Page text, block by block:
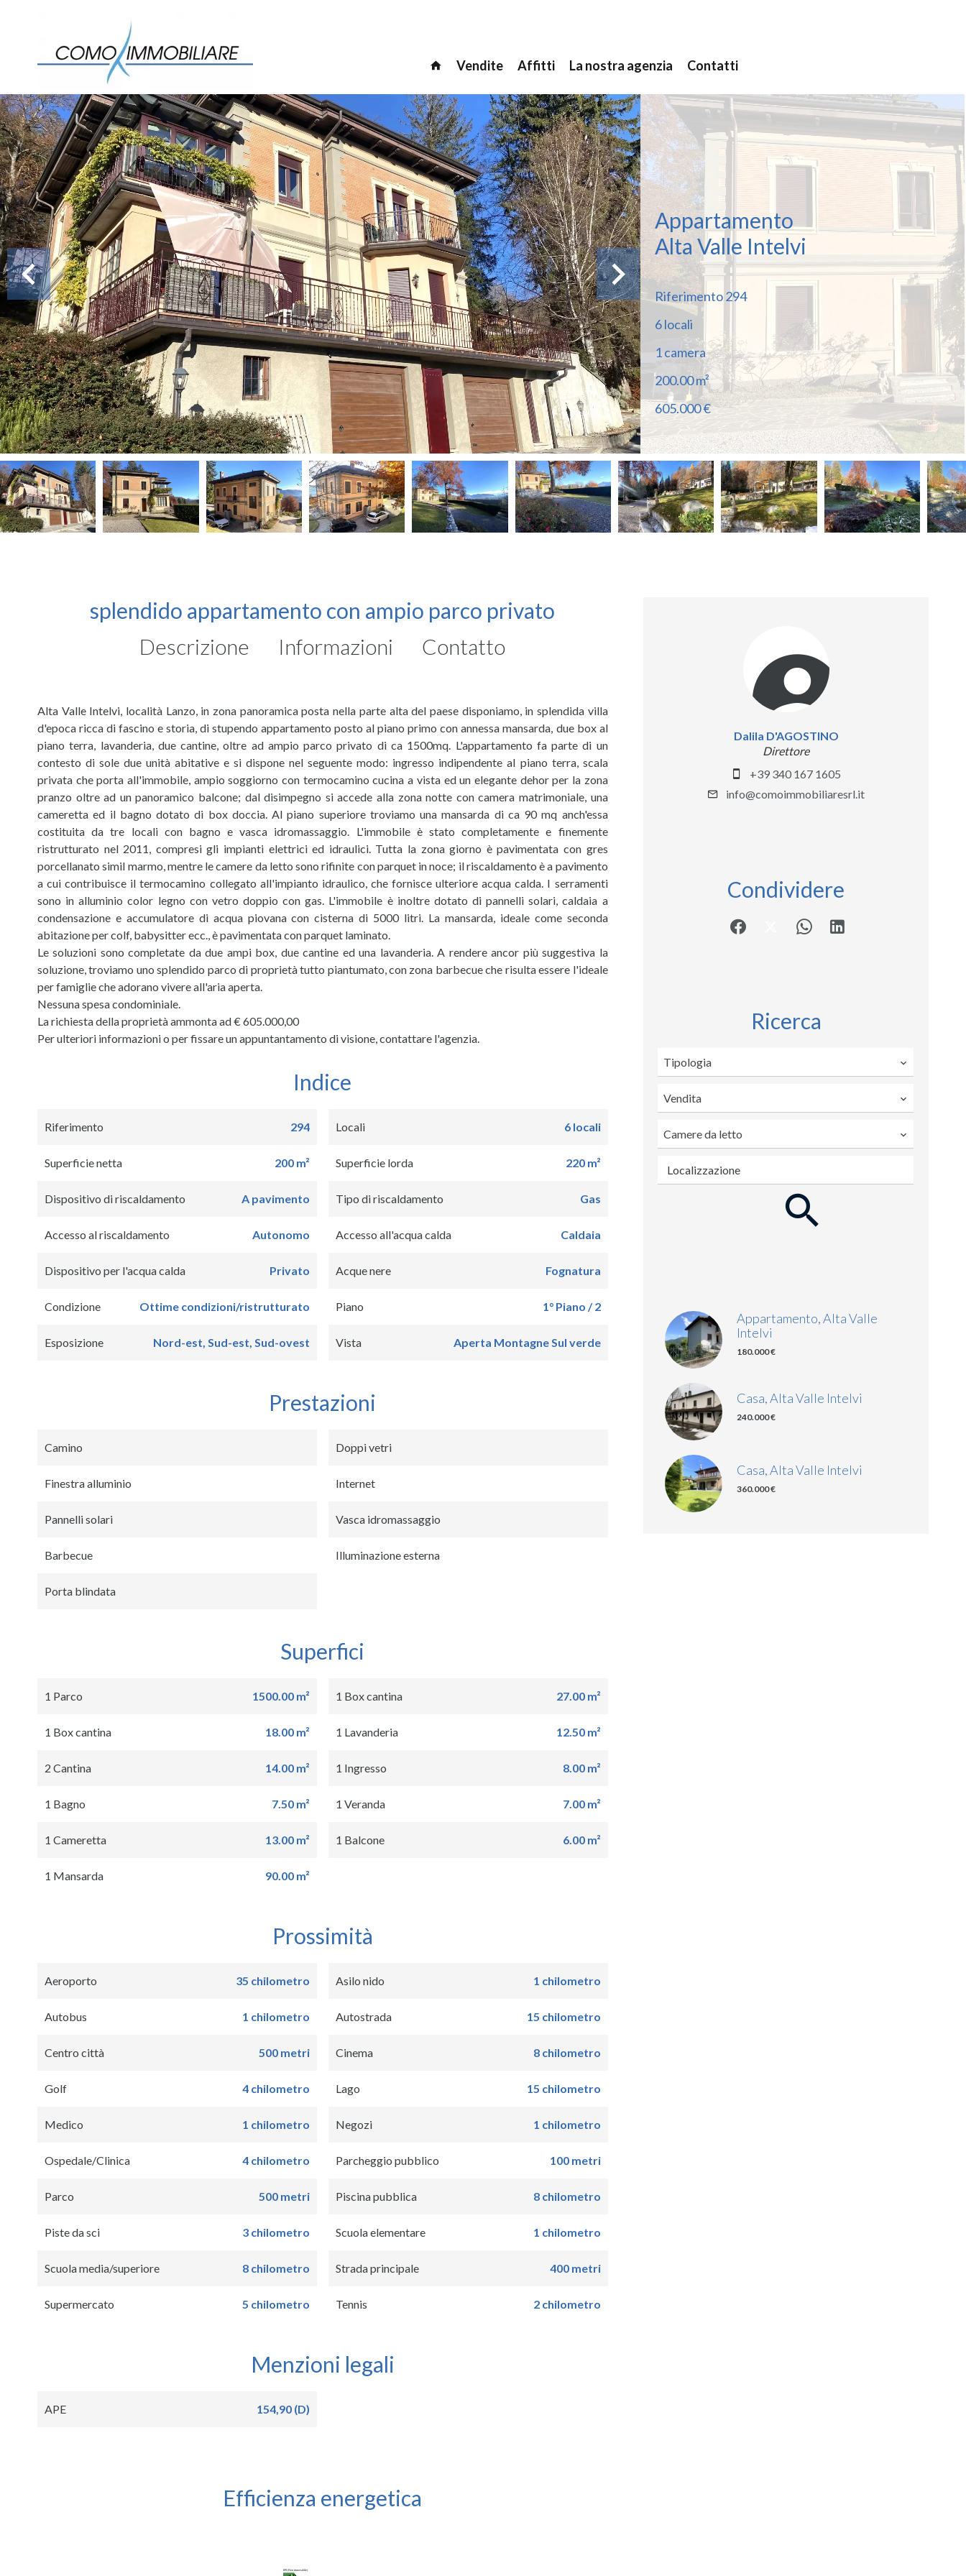
Vendite Affitti La nostra agenzia Contatti
Appartamento
Alta Valle Intelvi
Riferimento294
6 locali
1 camera
200.00m²
605.000 €
splendido appartamento con ampio parco privato
Descrizione
Informazioni Contatto
Alta Valle Intelvi, località Lanzo, in zona panoramica posta nella parte alta del paese disponiamo, in splendida villa
d'epoca ricca di fascino e storia, di stupendo appartamento posto al piano primo con annessa mansarda, due box al
piano terra, lavanderia, due cantine, oltre ad ampio parco privato di ca 1500mq. L'appartamento fa parte di un
contesto di sole due unità abitative e si dispone nel seguente modo: ingresso indipendente al piano terra, scala
privata che porta all'immobile, ampio soggiorno con termocamino cucina a vista ed un elegante dehor per la zona
pranzo oltre ad un panoramico balcone; dal disimpegno si accede alla zona notte con camera matrimoniale, una
cameretta ed il bagno dotato di box doccia. Al piano superiore troviamo una mansarda di ca 90 mq anch'essa
costituita da tre locali con bagno e vasca idromassaggio. L'immobile è stato completamente e finemente
ristrutturato nel 2011, compresi gli impianti elettrici ed idraulici. Tutta la zona giorno è pavimentata con gres
porcellanato simil marmo, mentre le camere da letto sono rifinite con parquet in noce; il riscaldamento è a pavimento
a cui contribuisce il termocamino collegato all'impianto idraulico, che fornisce ulteriore acqua calda. I serramenti
sono in alluminio color legno con vetro doppio con gas. L'immobile è inoltre dotato di pannelli solari, caldaia a
condensazione e accumulatore di acqua piovana con cisterna di 5000 litri. La mansarda, ideale come seconda
abitazione per colf, babysitter ecc., è pavimentata con parquet laminato.
Le soluzioni sono completate da due ampi box, due cantine ed una lavanderia. A rendere ancor più suggestiva la
soluzione, troviamo uno splendido parco di proprietà tutto piantumato, con zona barbecue che risulta essere l'ideale
per famiglie che adorano vivere all'aria aperta.
Nessuna spesa condominiale.
La richiesta della proprietà ammonta ad € 605.000,00
Per ulteriori informazioni o per fissare un appuntantamento di visione, contattare l'agenzia.
Indice
Riferimento 294 Locali 6 locali
Superficie netta 200 m² Superficie lorda 220 m²
Dispositivo di riscaldamento A pavimento Tipo di riscaldamento Gas
Accesso al riscaldamento Autonomo Accesso all'acqua calda Caldaia
Dispositivo per l'acqua calda Privato Acque nere Fognatura
Condizione Ottime condizioni/ristrutturato Piano 1° Piano / 2
Esposizione Nord-est, Sud-est, Sud-ovest Vista Aperta Montagne Sul verde
Prestazioni
Camino Doppi vetri
Finestra alluminio Internet
Pannelli solari Vasca idromassaggio
Barbecue Illuminazione esterna
Porta blindata
Superfici
1 Parco 1500.00 m² 1 Box cantina 27.00 m²
1 Box cantina 18.00 m² 1 Lavanderia 12.50 m²
2 Cantina 14.00 m² 1 Ingresso 8.00 m²
1 Bagno 7.50 m² 1 Veranda 7.00 m²
1 Cameretta 13.00 m² 1 Balcone 6.00 m²
1 Mansarda 90.00 m²
Prossimità
Aeroporto 35 chilometro Asilo nido 1 chilometro
Autobus 1 chilometro Autostrada 15 chilometro
Centro città 500 metri Cinema 8 chilometro
Golf 4 chilometro Lago 15 chilometro
Medico 1 chilometro Negozi 1 chilometro
Ospedale/Clinica 4 chilometro Parcheggio pubblico 100 metri
Parco 500 metri Piscina pubblica 8 chilometro
Piste da sci 3 chilometro Scuola elementare 1 chilometro
Scuola media/superiore 8 chilometro Strada principale 400 metri
Supermercato 5 chilometro Tennis 2 chilometro
Menzioni legali
APE 154,90 (D)
Efficienza energetica
EPI (Non rinnovabile)
Dalila D'AGOSTINO
Direttore
+39 340 167 1605
info@comoimmobiliaresrl.it
Condividere
Ricerca
Tipologia
Vendita
Camere da letto
Localizzazione
Appartamento, Alta Valle
Intelvi
180.000 €
Casa, Alta Valle Intelvi
240.000 €
Casa, Alta Valle Intelvi
360.000 €